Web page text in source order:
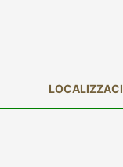
LOCALIZZACI